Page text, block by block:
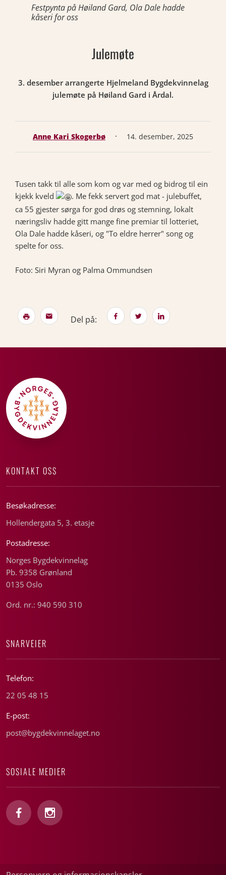
Festpynta på Høiland Gard, Ola Dale hadde
kåseri for oss
Julemøte
3. desember arrangerte Hjelmeland Bygdekvinnelag
julemøte på Høiland Gard i Årdal.
Anne Kari Skogerbø · 14. desember, 2025
Tusen takk til alle som kom og var med og bidrog til ein
kjekk kveld
. Me fekk servert god mat - julebuffet,
ca 55 gjester sørga for god drøs og stemning, lokalt
næringsliv hadde gitt mange fine premiar til lotteriet,
Ola Dale hadde kåseri, og "To eldre herrer" song og
spelte for oss.
Foto: Siri Myran og Palma Ommundsen
Del på:
KONTAKT OSS
Besøkadresse:
Hollendergata 5, 3. etasje
Postadresse:
Norges Bygdekvinnelag
Pb. 9358 Grønland
0135 Oslo
Ord. nr.: 940 590 310
SNARVEIER
Telefon:
22 05 48 15
E-post:
post@bygdekvinnelaget.no
SOSIALE MEDIER